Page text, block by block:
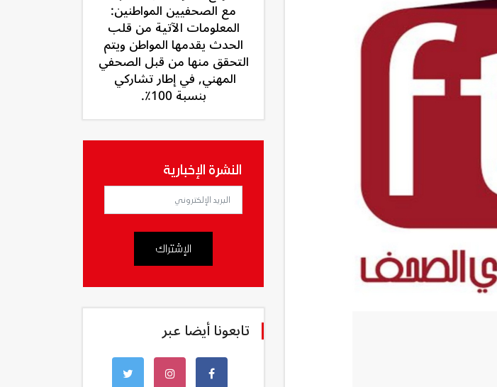
مع الصحفيين المواطنين:
المعلومات الآتية من قلب
الحدث يقدمها المواطن ويتم
التحقق منها من قبل الصحفي
المهني, في إطار تشاركي
بنسبة 100٪.
النشرة الإخبارية
الإشتراك
تابعونا أيضا عبر